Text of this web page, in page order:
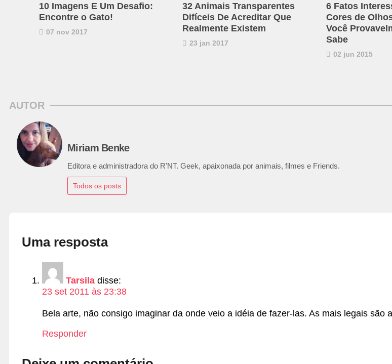
10 Imagens E Um Desafio:
Encontre o Gato!
07 nov 2017
32 Animais Transparentes
Difíceis De Acreditar Que
Realmente Existem
23 jan 2017
6 Fatos
Cores de
Você
Sabe
02 jun 2015
AUTOR
Miriam Benke
Editora e administradora do R'NT. Geek, apaixonada por animais, filmes e Friends.
Todos os posts
Uma resposta
Tarsila disse:
23 set 2011 às 23:38
Bela arte, não consigo imaginar da onde veio a idéia de fazer-las. As mais legais são
Responder